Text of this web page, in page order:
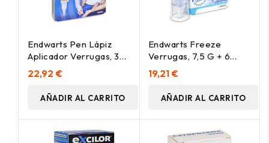
Endwarts Pen Lápiz
Aplicador Verrugas, 3
Ml
22,92 €
AÑADIR AL CARRITO
Endwarts Freeze
Verrugas, 7,5 G + 6
Puntas Desechables
19,21 €
AÑADIR AL CARRITO